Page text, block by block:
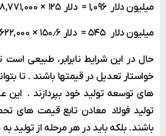
میلیون دلار ۱,۰۹۶ = دلار ۱۲۵ × ۸,۷۷۱,۰۰۰ تن کنسانتره (خشک)
میلیون دلار ۵۴۵ = دلار ۱۵۰٫۶ × ۳,۶۲۲,۰۰۰ تن گنـدلـه
حال در این شرایط نابرابر، طبیعی
خواستار تعدیل در قیمتها باشند . تا
های توسعه تولید خود بپردازند . این
تولید فولاد معادن تابع قیمت های
باشند. بلکه باید در هر مرحله از تولید